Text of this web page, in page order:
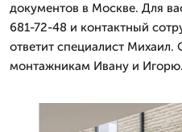
документов в Москве. Для
681-72-48 и контактный
ответит специалист Михаил.
монтажникам Ивану и Игорю.